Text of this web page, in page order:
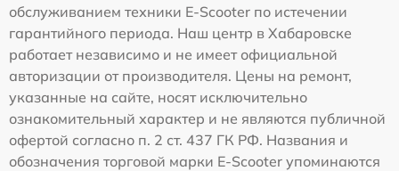
обслуживанием техники E-Scooter по истечении
гарантийного периода. Наш центр в Хабаровске
работает независимо и не имеет официальной
авторизации от производителя. Цены на ремонт,
указанные на сайте, носят исключительно
ознакомительный характер и не являются публичной
офертой согласно п. 2 ст. 437 ГК РФ. Названия и
обозначения торговой марки E-Scooter упоминаются